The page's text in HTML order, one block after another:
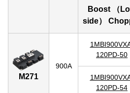
Boost （
side）
M271
900A
120PD-50
120PD-54